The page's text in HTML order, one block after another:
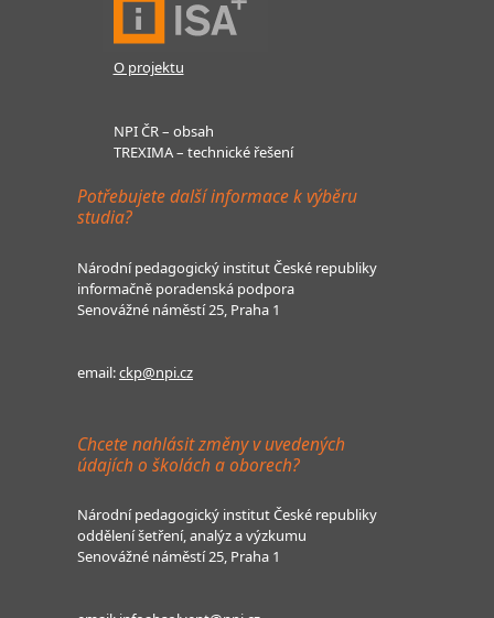
O projektu
NPI ČR – obsah
TREXIMA – technické řešení
Potřebujete další informace k výběru
studia?
Národní pedagogický institut České republiky
informačně poradenská podpora
Senovážné náměstí 25, Praha 1
email:ckp@npi.cz
Chcete nahlásit změny v uvedených
údajích o školách a oborech?
Národní pedagogický institut České republiky
oddělení šetření, analýz a výzkumu
Senovážné náměstí 25, Praha 1